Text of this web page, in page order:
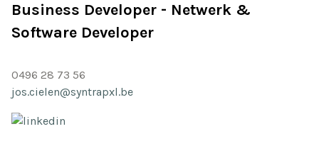
Business Developer - Netwerk &
Software Developer
0496 28 73 56
jos.cielen@syntrapxl.be